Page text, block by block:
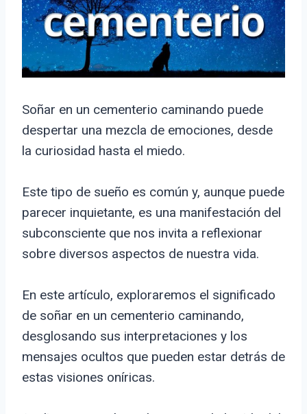
Soñar en un cementerio caminando puede
despertar una mezcla de emociones, desde
la curiosidad hasta el miedo.
Este tipo de sueño es común y, aunque puede
parecer inquietante, es una manifestación del
subconsciente que nos invita a reflexionar
sobre diversos aspectos de nuestra vida.
En este artículo, exploraremos el significado
de soñar en un cementerio caminando,
desglosando sus interpretaciones y los
mensajes ocultos que pueden estar detrás de
estas visiones oníricas.